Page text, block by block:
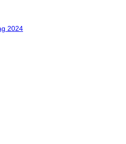
2024